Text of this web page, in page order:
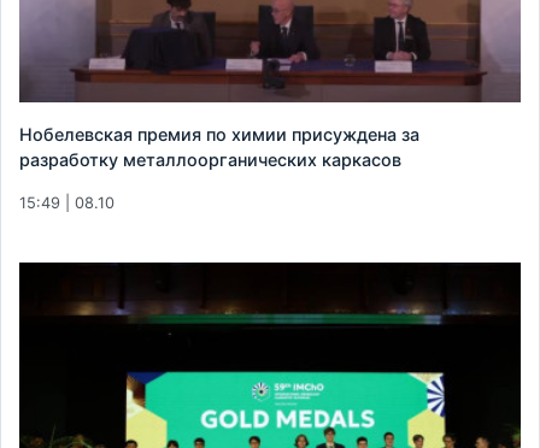
Нобелевская премия по химии присуждена за
разработку металлоорганических каркасов
15:49 | 08.10